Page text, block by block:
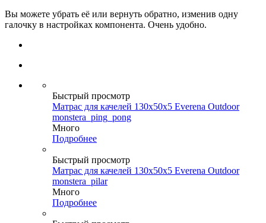
Вы можете убрать её или вернуть обратно, изменив одну
галочку в настройках компонента. Очень удобно.
Быстрый просмотр
Матрас для качелей 130х50х5 Everena Outdoor
monstera_ping_pong
Много
Подробнее
Быстрый просмотр
Матрас для качелей 130х50х5 Everena Outdoor
monstera_pilar
Много
Подробнее